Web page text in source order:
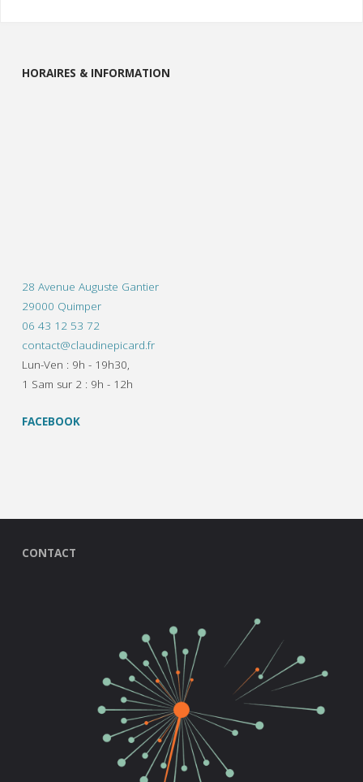
HORAIRES & INFORMATION
28 Avenue Auguste Gantier
29000 Quimper
06 43 12 53 72
contact@claudinepicard.fr
Lun-Ven : 9h - 19h30,
1 Sam sur 2 : 9h - 12h
FACEBOOK
CONTACT